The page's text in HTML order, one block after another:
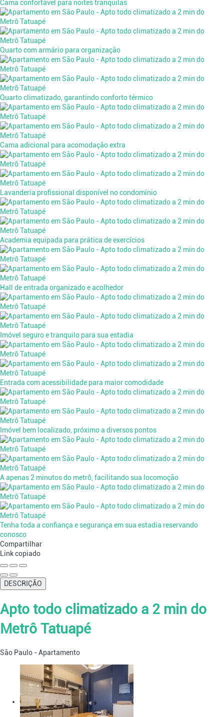
Cama confortável para noites tranquilas
Quarto com armário para organização
Quarto climatizado, garantindo conforto térmico
Cama adicional para acomodação extra
Lavanderia profissional disponível no condomínio
Academia equipada para prática de exercícios
Hall de entrada organizado e acolhedor
Imóvel seguro e tranquilo para sua estadia
Entrada com acessibilidade para maior comodidade
Imóvel bem localizado, próximo a diversos pontos
A apenas 2 minutos do metrô, facilitando sua locomoção
Tenha toda a confiança e segurança em sua estadia reservando
conosco
Compartilhar
Link copiado
DESCRIÇÃO
Apto todo climatizado a 2 min do
Metrô Tatuapé
São Paulo -Apartamento